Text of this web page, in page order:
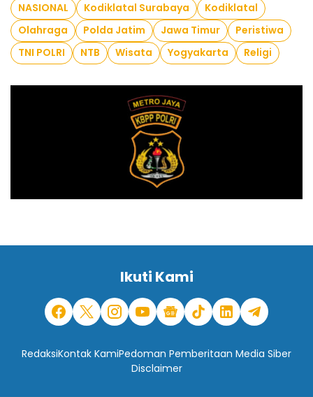
NASIONAL Kodiklatal Surabaya
Kodiklatal
Olahraga
Polda Jatim Jawa Timur
Peristiwa
TNI POLRI
NTB Wisata Yogyakarta Religi
Ikuti Kami
RedaksiKontak KamiPedoman Pemberitaan Media Siber
Disclaimer